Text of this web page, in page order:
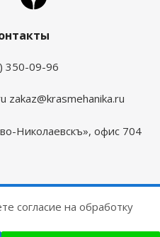
350-09-96
zakaz@krasmehanika.ru
Николаевскъ», офис 704
публичной офертой
согласие на обработку